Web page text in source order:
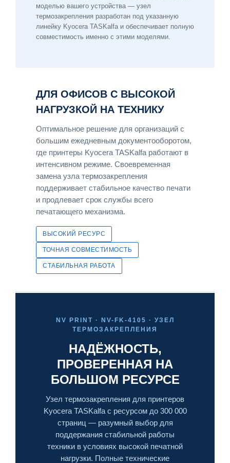
моделью вашего устройства — узел
термозакрепления разработан под указанную
линейку Kyocera TASKalfa и обеспечивает полную
совместимость именно с этими моделями.
ДЛЯ ОФИСОВ С ВЫСОКОЙ
НАГРУЗКОЙ НА ТЕХНИКУ
Оптимальное решение для организаций с
большим ежедневным документооборотом,
где принтеры Kyocera TASKalfa работают в
интенсивном режиме. Своевременная
замена узла термозакрепления
поддерживает стабильное качество печати
и продлевает срок службы всего
печатающего механизма.
ВЫСОКИЙ РЕСУРС
ТОЧНАЯ СОВМЕСТИМОСТЬ
СТАБИЛЬНАЯ РАБОТА
NV PRINT · NV-FK-4105 · УЗЕЛ
ТЕРМОЗАКРЕПЛЕНИЯ
НАДЁЖНОСТЬ,
ПРОВЕРЕННАЯ НА
БОЛЬШОМ РЕСУРСЕ
Узел термозакрепления для принтеров
Kyocera TASKalfa с ресурсом до 300 000
страниц — разумный выбор для
поддержания стабильной работы
техники в условиях высокой печатной
нагрузки. Полные технические